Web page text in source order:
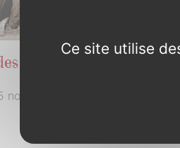
bénévoles
novembre 2025
Ce site utilise